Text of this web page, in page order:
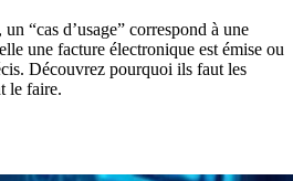
“cas d’usage” correspond à une
une facture électronique est émise ou
Découvrez pourquoi ils faut les
le faire.